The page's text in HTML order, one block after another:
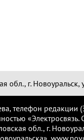
обл., г. Новоуральск,
телефон редакции
обл., г.